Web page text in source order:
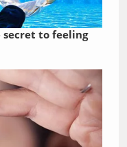
to feeling